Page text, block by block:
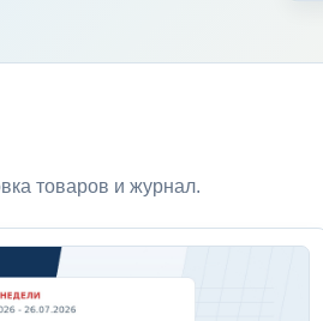
товаров и журнал.